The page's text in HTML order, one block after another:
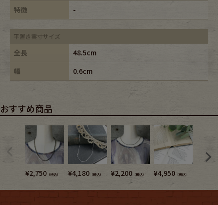
特徴
-
平置き実寸サイズ
全長
48.5cm
幅
0.6cm
おすすめ商品
¥2,750 （税込） ¥4,180 （税込） ¥2,200 （税込） ¥4,950 （税込）